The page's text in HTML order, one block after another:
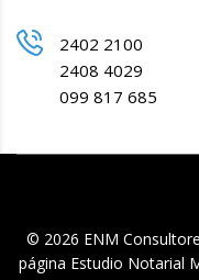
2402 2100
2408 4029
099 817 685
© 2026 ENM
página Estudio Notarial